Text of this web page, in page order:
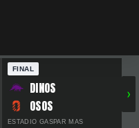
FINAL
DINOS
OSOS
ESTADIO GASPAR MAS
›